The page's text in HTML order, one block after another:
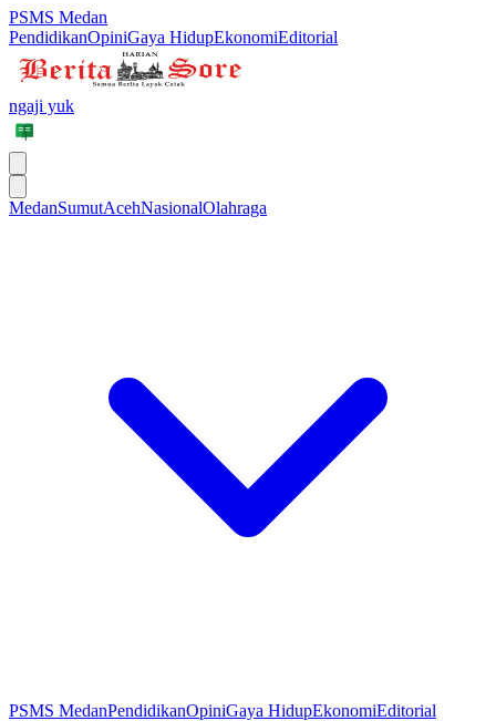
PSMS Medan
PendidikanOpiniGaya HidupEkonomiEditorial
ngaji yuk
MedanSumutAcehNasionalOlahraga
PSMS MedanPendidikanOpiniGaya HidupEkonomiEditorial